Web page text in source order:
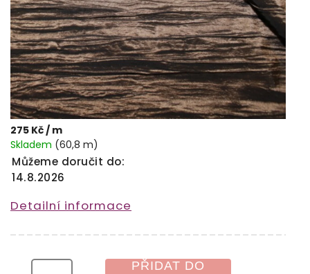
275 Kč/ m
Skladem (60,8 m)
Můžeme doručit do:
14.8.2026
PŘIDAT DO
Detailní informace